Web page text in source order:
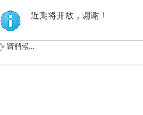
近期将开放，谢谢！
请稍候...